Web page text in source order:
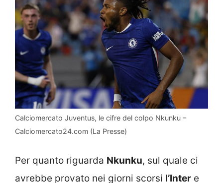
Calciomercato Juventus, le cifre del colpo Nkunku –
Calciomercato24.com (La Presse)
Per quanto riguarda Nkunku, sul quale ci
avrebbe provato nei giorni scorsi l’Inter e